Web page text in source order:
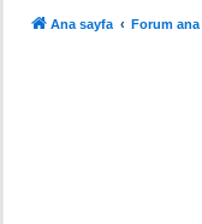
Ana sayfa Forum ana